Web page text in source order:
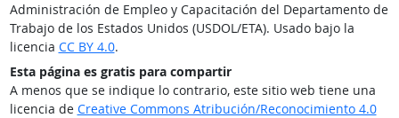
Administración de Empleo y Capacitación del Departamento de
Trabajo de los Estados Unidos (USDOL/ETA). Usado bajo la
licencia CC BY 4.0.
Esta página es gratis para compartir
A menos que se indique lo contrario, este sitio web tiene una
licencia de Creative Commons Atribución/Reconocimiento 4.0